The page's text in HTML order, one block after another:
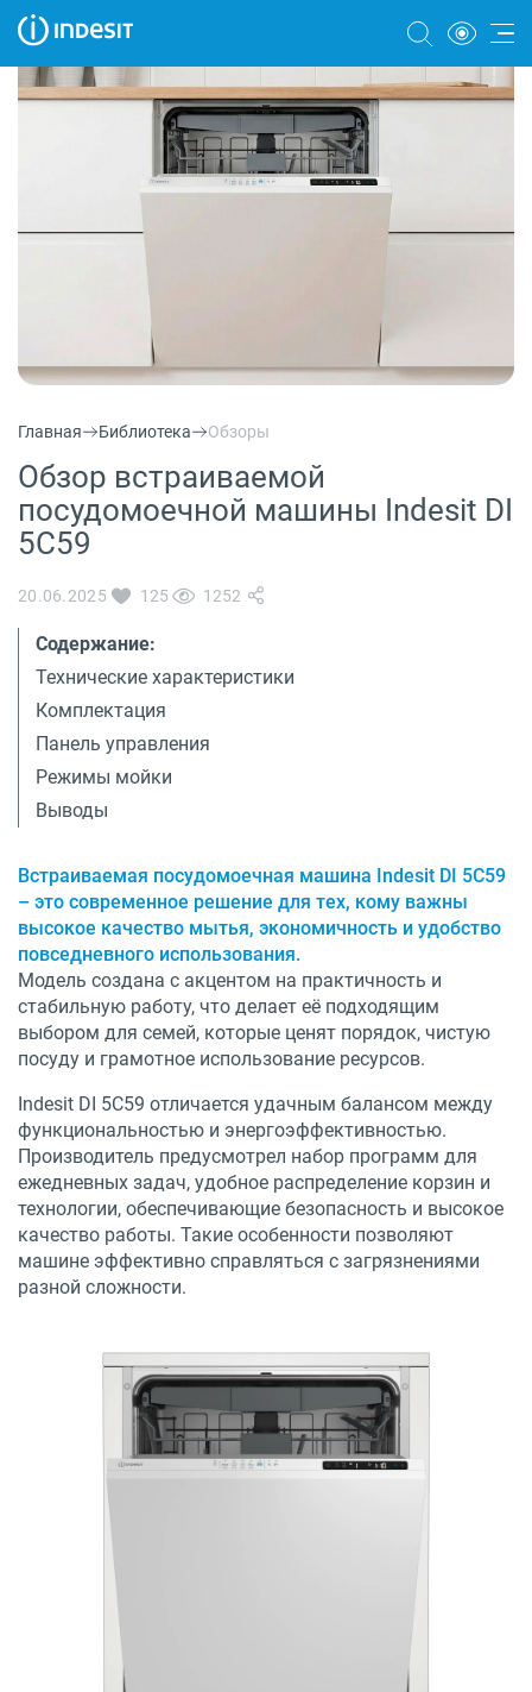
Холодильники
Морозильные камеры
Стиральные и сушильные машины
Посудомоечные машины
Духовые шкафы
Вытяжки
Варочные панели
Микроволновые печи
О бренде
Сервис
Библиотека
8 800 3333 887
Главная Библиотека Обзоры
Обзор встраиваемой
посудомоечной машины Indesit DI
5C59
20.06.2025 125 1252
Содержание:
Технические характеристики
Комплектация
Панель управления
Режимы мойки
Выводы
Встраиваемая посудомоечная машина Indesit DI 5C59
– это современное решение для тех, кому важны
высокое качество мытья, экономичность и удобство
повседневного использования.
Модель создана с акцентом на практичность и
стабильную работу, что делает её подходящим
выбором для семей, которые ценят порядок, чистую
посуду и грамотное использование ресурсов.
Indesit DI 5C59 отличается удачным балансом между
функциональностью и энергоэффективностью.
Производитель предусмотрел набор программ для
ежедневных задач, удобное распределение корзин и
технологии, обеспечивающие безопасность и высокое
качество работы. Такие особенности позволяют
машине эффективно справляться с загрязнениями
разной сложности.